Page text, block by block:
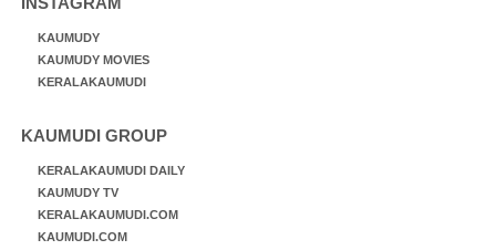
KAUMUDY
KAUMUDY MOVIES
KERALAKAUMUDI
KAUMUDI GROUP
KERALAKAUMUDI DAILY
KAUMUDY TV
KERALAKAUMUDI.COM
KAUMUDI.COM